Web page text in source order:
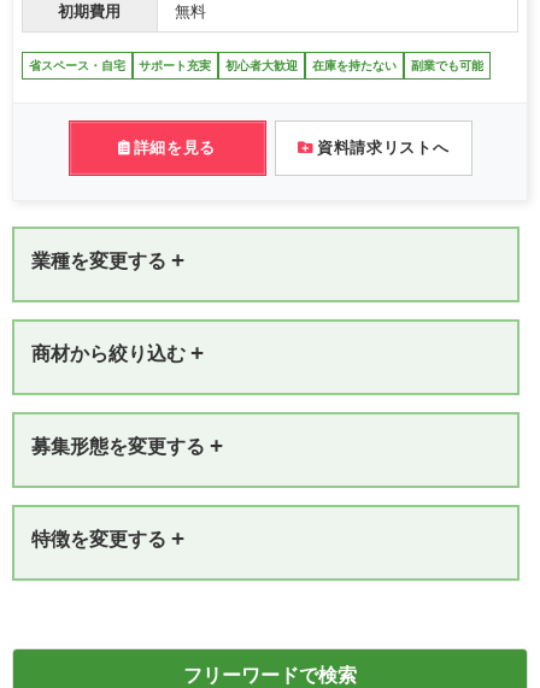
初期費用 無料
省スペース・自宅 サポート充実 初心者大歓迎 在庫を持たない 副業でも可能
詳細を見る 資料請求リストへ
業種を変更する +
商材から絞り込む +
募集形態を変更する +
特徴を変更する +
フリーワードで検索